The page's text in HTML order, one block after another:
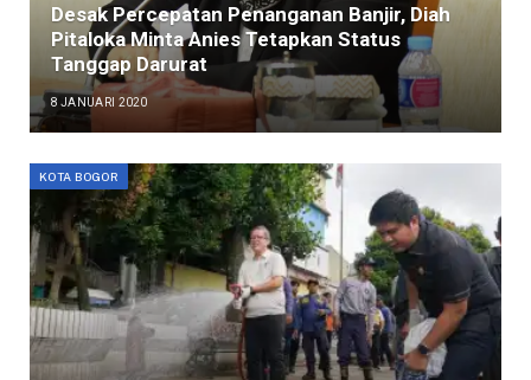
Desak Percepatan Penanganan Banjir, Diah
Pitaloka Minta Anies Tetapkan Status
Tanggap Darurat
8 JANUARI 2020
KOTA BOGOR